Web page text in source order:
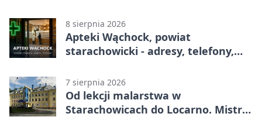
8 sierpnia 2026
Apteki Wąchock, powiat
starachowicki - adresy, telefony,
7 sierpnia 2026
Od lekcji malarstwa w
Starachowicach do Locarno. Mistrz